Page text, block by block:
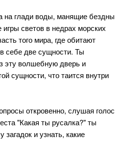
на глади воды, манящие бездны
светов в недрах морских
того мира, где обитают
себе две сущности. Ты
эту волшебную дверь и
сущности, что таится внутри
откровенно, слушая голос
"Какая ты русалка?" ты
и узнать, какие